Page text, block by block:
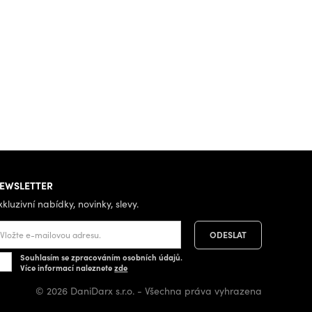
nabídky, novinky, slevy.
Souhlasím se zpracováním osobních údajů.
Více informací naleznetezde
© 2026 DaniDarx s.r.o. - Všechna práva vyhrazena